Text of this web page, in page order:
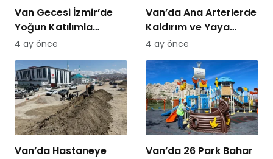
Van Gecesi İzmir’de
Yoğun Katılımla
Düzenlendi
4 ay önce
Van’da Ana Arterlerde
Kaldırım ve Yaya
Yolları Yenileniyor
4 ay önce
Van’da Hastaneye
Van’da 26 Park Bahar